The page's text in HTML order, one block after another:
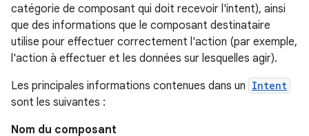
catégorie de composant qui doit recevoir l'intent), ainsi
que des informations que le composant destinataire
utilise pour effectuer correctement l'action (par exemple,
l'action à effectuer et les données sur lesquelles agir).
Les principales informations contenues dans un Intent
sont les suivantes :
Nom du composant